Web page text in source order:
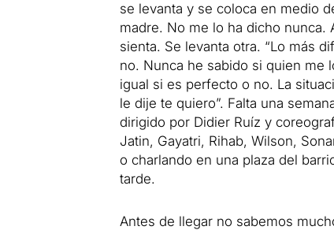
se levanta y se coloca en medio
madre. No me lo ha dicho nunca.
sienta. Se levanta otra. “Lo más
no. Nunca he sabido si quien me
igual si es perfecto o no. La
le dije te quiero”. Falta una
dirigido por Didier Ruíz y
Jatin, Gayatri, Rihab, Wilson,
o charlando en una plaza del
tarde.
Antes de llegar no sabemos